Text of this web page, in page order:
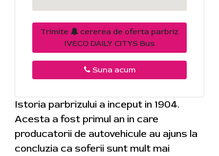
Trimite
cererea de oferta parbriz
IVECO DAILY CITYS Bus
Suna acum
Istoria parbrizului a inceput in 1904.
Acesta a fost primul an in care
producatorii de autovehicule au ajuns la
concluzia ca soferii sunt mult mai